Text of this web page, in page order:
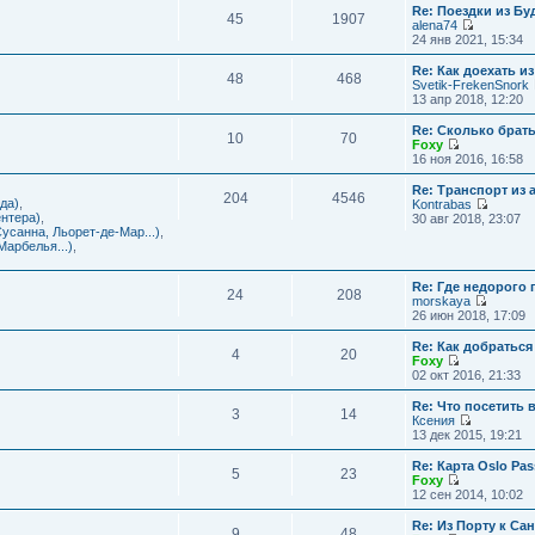
ю
о
б
щ
е
н
и
ю
е
м
у
с
о
о
б
щ
е
и
ю
л
д
н
е
м
у
с
о
б
щ
е
н
и
к
п
о
л
е
д
н
е
у
с
о
о
б
и
ю
45 1907
Re: Поездки из
alena74
П
е
р
е
й
т
к
п
о
л
е
д
с
о
о
щ
н
и
ю
24 янв 2021, 15:34
48 468
Re: Как доехать
Svetik-FrekenSnork
13 апр 2018, 12:20
10 70
Re: Сколько
Foxy
П
е
р
е
й
т
п
о
с
л
е
д
н
е
с
о
о
щ
н
и
ю
16 ноя 2016, 16:58
Льорет-де-Мар...)
204 4546
Re: Транспорт из
Kontrabas
П
й
т
п
о
л
е
д
е
с
о
о
щ
30 авг 2018, 23:07
24 208
Re: Где недорого
morskaya
П
е
р
е
й
т
к
п
о
л
д
н
е
26 июн 2018, 17:09
4 20
Re: Как
Foxy
П
е
р
е
й
т
к
п
о
л
02 окт 2016, 21:33
3 14
Re: Что посетить
Ксения
П
е
р
е
й
т
13 дек 2015, 19:21
5 23
Re: Карта Oslo
Foxy
П
е
р
12 сен 2014, 10:02
Re: Из Порту к